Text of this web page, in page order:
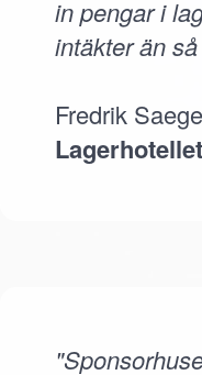
in pengar i
intäkter än
Fredrik